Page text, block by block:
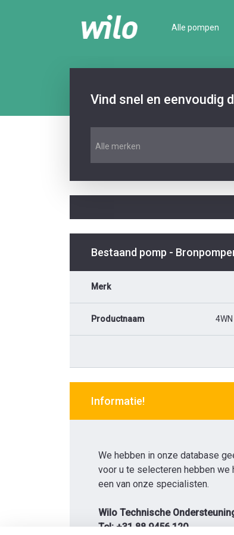
Alle pompen
Vind snel en eenvoudig
Alle merken
Bestaand pomp -
Merk
Productnaam
Informatie!
We hebben in onze database
voor u te selecteren hebben
een van onze specialisten.
Wilo Technische
Tel: +31 88 9456 120